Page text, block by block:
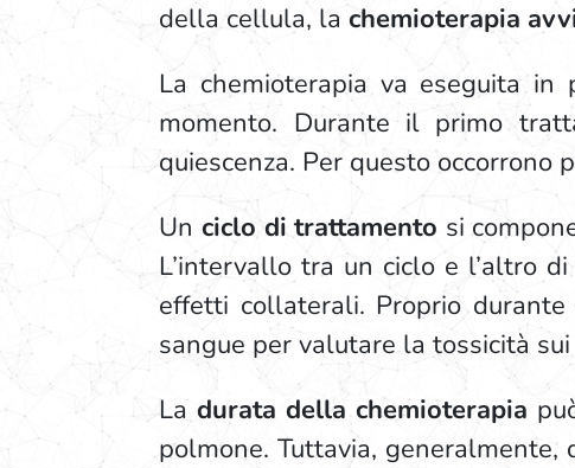
della cellula, lachemioterapia
La chemioterapia va eseguita
momento. Durante il primo
quiescenza. Per questo
Un ciclo di trattamento si
L’intervallo tra un ciclo e l’altro
effetti collaterali. Proprio
sangue per valutare la tossicità
Ladurata della chemioterapia
polmone. Tuttavia,